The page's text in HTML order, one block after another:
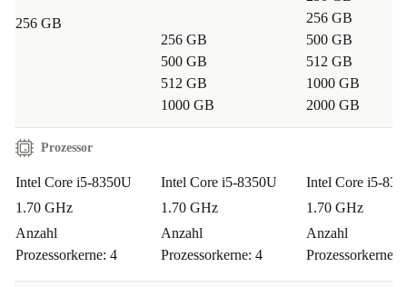
256 GB
256 GB
500 GB
512 GB
1000 GB
256 GB
500 GB
512 GB
1000 GB
2000 GB
Prozessor
Intel Core i5-8350U
1.70 GHz
Anzahl
Prozessorkerne: 4
Intel Core i5-8350U
1.70 GHz
Anzahl
Prozessorkerne: 4
Intel Core i5-
1.70 GHz
Anzahl
Prozessorkerne: 4